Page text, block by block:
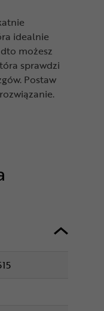
idealnie
możesz
sprawdzi
Postaw